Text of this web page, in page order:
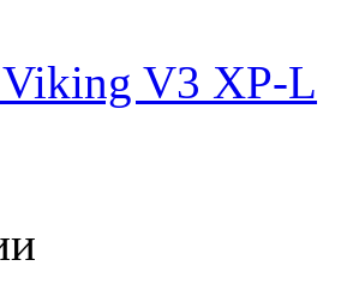
V3 XP-L